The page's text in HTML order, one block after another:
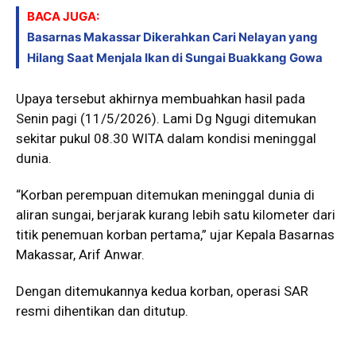
BACA JUGA:
Basarnas Makassar Dikerahkan Cari Nelayan yang
Hilang Saat Menjala Ikan di Sungai Buakkang Gowa
Upaya tersebut akhirnya membuahkan hasil pada
Senin pagi (11/5/2026). Lami Dg Ngugi ditemukan
sekitar pukul 08.30 WITA dalam kondisi meninggal
dunia.
“Korban perempuan ditemukan meninggal dunia di
aliran sungai, berjarak kurang lebih satu kilometer dari
titik penemuan korban pertama,” ujar Kepala Basarnas
Makassar, Arif Anwar.
Dengan ditemukannya kedua korban, operasi SAR
resmi dihentikan dan ditutup.